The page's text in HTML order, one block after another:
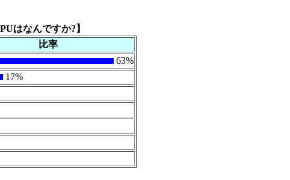
はなんですか?】
比率
63%
17%